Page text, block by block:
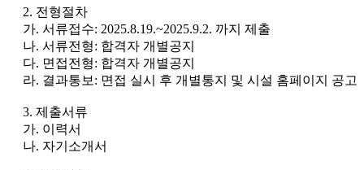
2. 전형절차
가. 서류접수: 2025.8.19.~2025.9.2. 까지 제출
나. 서류전형: 합격자 개별공지
다. 면접전형: 합격자 개별공지
라. 결과통보: 면접 실시 후 개별통지 및 시설 홈페이지 공고
3. 제출서류
가. 이력서
나. 자기소개서